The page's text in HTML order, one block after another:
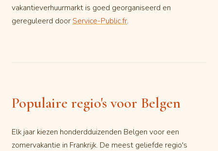
vakantieverhuurmarkt is goed georganiseerd en
gereguleerd door Service-Public.fr.
Populaire regio's voor Belgen
Elk jaar kiezen honderdduizenden Belgen voor een
zomervakantie in Frankrijk. De meest geliefde regio's